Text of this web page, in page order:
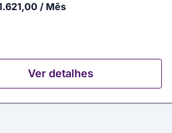
/ Mês
Ver detalhes